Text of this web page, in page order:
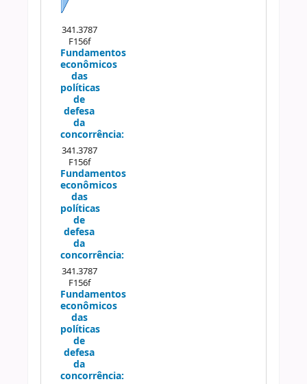
341.3787
F156f
Fundamentos
econômicos
das
políticas
de
defesa
da
concorrência:
341.3787
F156f
Fundamentos
econômicos
das
políticas
de
defesa
da
concorrência:
341.3787
F156f
Fundamentos
econômicos
das
políticas
de
defesa
da
concorrência: